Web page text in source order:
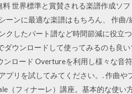
世界標準と賞賛される楽譜作成ソ
ーンに最適な楽譜はもちろん、 作曲
したパート譜など時間節減に役立
ウンロードして使ってみるのも良
ロード Overtureを利用し様々な音
リを試してみてください。. 作曲
（フィナーレ）講座。基本的な使い